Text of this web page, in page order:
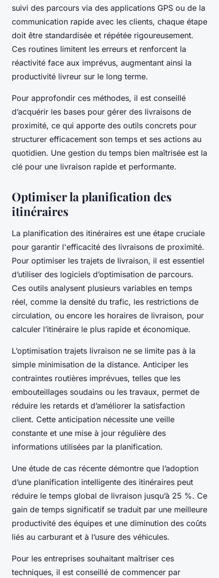
suivi des parcours via des applications GPS ou de la
communication rapide avec les clients, chaque étape
doit être standardisée et répétée rigoureusement.
Ces routines limitent les erreurs et renforcent la
réactivité face aux imprévus, augmentant ainsi la
productivité livreur sur le long terme.
Pour approfondir ces méthodes, il est conseillé
d’acquérir les bases pour gérer des livraisons de
proximité, ce qui apporte des outils concrets pour
structurer efficacement son temps et ses actions au
quotidien. Une gestion du temps bien maîtrisée est la
clé pour une livraison rapide et performante.
Optimiser la planification des
itinéraires
La planification des itinéraires est une étape cruciale
pour garantir l'efficacité des livraisons de proximité.
Pour optimiser les trajets de livraison, il est essentiel
d’utiliser des logiciels d’optimisation de parcours.
Ces outils analysent plusieurs variables en temps
réel, comme la densité du trafic, les restrictions de
circulation, ou encore les horaires de livraison, pour
calculer l’itinéraire le plus rapide et économique.
L’optimisation trajets livraison ne se limite pas à la
simple minimisation de la distance. Anticiper les
contraintes routières imprévues, telles que les
embouteillages soudains ou les travaux, permet de
réduire les retards et d’améliorer la satisfaction
client. Cette anticipation nécessite une veille
constante et une mise à jour régulière des
informations utilisées par la planification.
Une étude de cas récente démontre que l’adoption
d’une planification intelligente des itinéraires peut
réduire le temps global de livraison jusqu’à 25 %. Ce
gain de temps significatif se traduit par une meilleure
productivité des équipes et une diminution des coûts
liés au carburant et à l’usure des véhicules.
Pour les entreprises souhaitant maîtriser ces
techniques, il est conseillé de commencer par